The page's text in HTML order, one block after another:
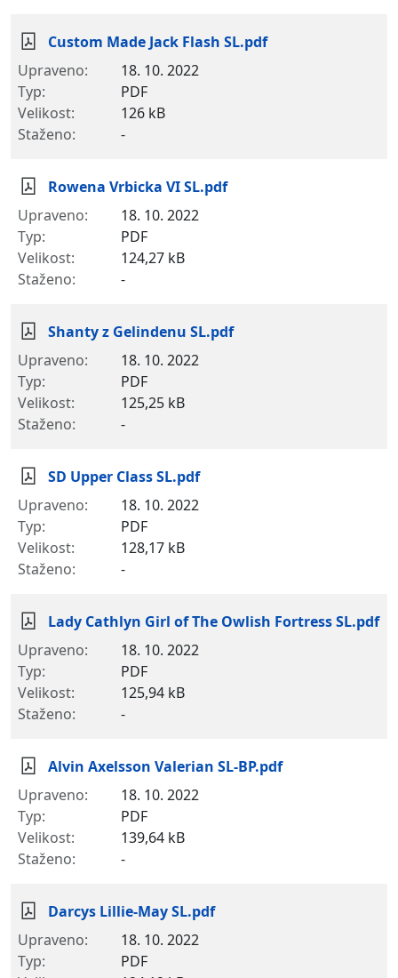
Custom Made Jack Flash SL.pdf
18. 10. 2022
PDF
126 kB
-
Rowena Vrbicka VI SL.pdf
18. 10. 2022
PDF
124,27 kB
-
Shanty z Gelindenu SL.pdf
18. 10. 2022
PDF
125,25 kB
-
SD Upper Class SL.pdf
18. 10. 2022
PDF
128,17 kB
-
Lady Cathlyn Girl of The Owlish Fortress SL.pdf
18. 10. 2022
PDF
125,94 kB
-
Alvin Axelsson Valerian SL-BP.pdf
18. 10. 2022
PDF
139,64 kB
-
Darcys Lillie-May SL.pdf
18. 10. 2022
PDF